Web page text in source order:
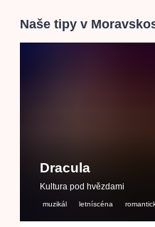
Naše tipy v
Dracula
Kultura pod hvězdami
muzikál letníscéna